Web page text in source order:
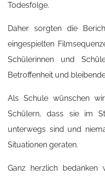
Todesfolge.
Daher sorgten die
eingespielten
Schülerinnen und
Betroffenheit und
Als Schule wünschen
Schülern, dass sie im
unterwegs sind und
Situationen geraten.
Ganz herzlich